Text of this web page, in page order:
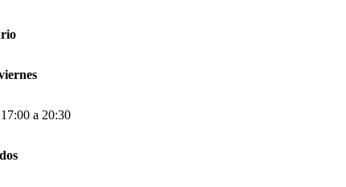
a 20:30